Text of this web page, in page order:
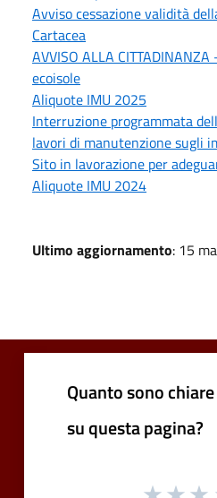
Avviso cessazione validità
Cartacea
AVVISO ALLA
ecoisole
Aliquote IMU 2025
Interruzione programmata
lavori di manutenzione sugli
Sito in lavorazione per
Aliquote IMU 2024
Ultimo aggiornamento: 15
Quanto sono
su questa pagina?